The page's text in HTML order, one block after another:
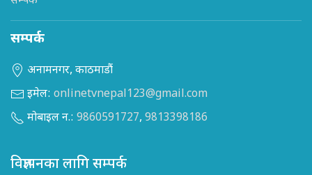
सम्पर्क
अनामनगर, काठमाडौं
इमेल: onlinetvnepal123@gmail.com
मोबाइल न.: 9860591727, 9813398186
विज्ञापनका लागि सम्पर्क